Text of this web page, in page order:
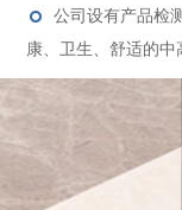
公司设有产品检
康、卫生、舒适的